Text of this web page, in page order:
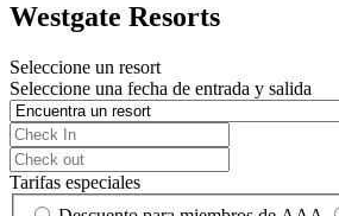
Westgate Resorts
Seleccione un resort
Seleccione una fecha de entrada y salida
Tarifas especiales